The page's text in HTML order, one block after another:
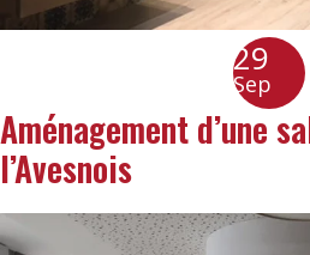
29
Sep
Aménagement d’une
l’Avesnois